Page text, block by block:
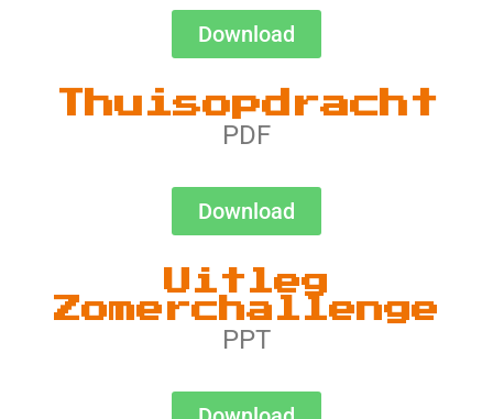
Download
Thuisopdracht
PDF
Download
Uitleg
Zomerchallenge
PPT